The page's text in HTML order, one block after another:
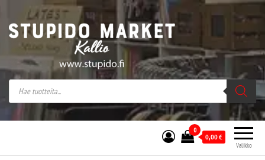
Stupido Market – verkossa ja kivijalassa
Stupido Market on vaihtoehtomusaan
erikoistunut verkko- sekä
kivijalkakauppa Helsingissä Kallion
sydämessä.
Valikko
0
0,00€